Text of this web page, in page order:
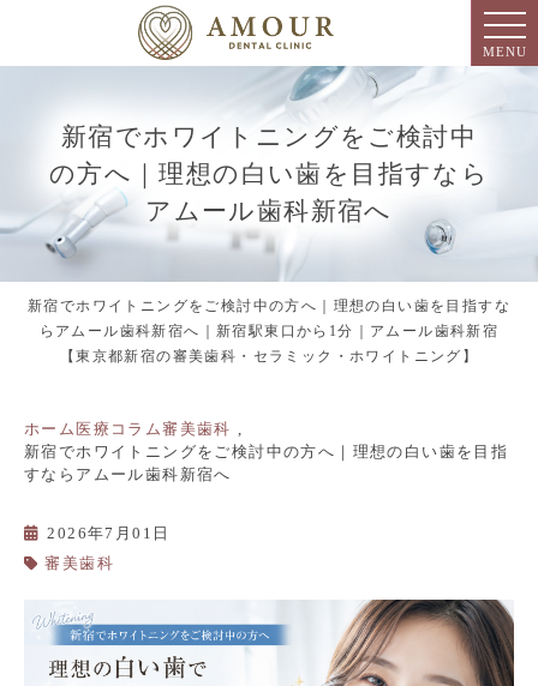
MENU
新宿でホワイトニングをご検討中
の方へ｜理想の白い歯を目指すなら
アムール歯科新宿へ
新宿でホワイトニングをご検討中の方へ｜理想の白い歯を目指すな
らアムール歯科新宿へ｜新宿駅東口から1分｜アムール歯科新宿
【東京都新宿の審美歯科・セラミック・ホワイトニング】
ホーム 医療コラム審美歯科
新宿でホワイトニングをご検討中の方へ｜理想の白い歯を目指
すならアムール歯科新宿へ
2026年7月01日
審美歯科